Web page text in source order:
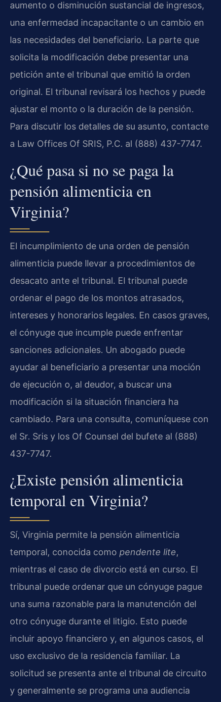
aumento o disminución sustancial de ingresos,
una enfermedad incapacitante o un cambio en
las necesidades del beneficiario. La parte que
solicita la modificación debe presentar una
petición ante el tribunal que emitió la orden
original. El tribunal revisará los hechos y puede
ajustar el monto o la duración de la pensión.
Para discutir los detalles de su asunto, contacte
a Law Offices Of SRIS, P.C. al (888) 437-7747.
¿Qué pasa si no se paga la
pensión alimenticia en
Virginia?
El incumplimiento de una orden de pensión
alimenticia puede llevar a procedimientos de
desacato ante el tribunal. El tribunal puede
ordenar el pago de los montos atrasados,
intereses y honorarios legales. En casos graves,
el cónyuge que incumple puede enfrentar
sanciones adicionales. Un abogado puede
ayudar al beneficiario a presentar una moción
de ejecución o, al deudor, a buscar una
modificación si la situación financiera ha
cambiado. Para una consulta, comuníquese con
el Sr. Sris y los Of Counsel del bufete al (888)
437-7747.
¿Existe pensión alimenticia
temporal en Virginia?
Sí, Virginia permite la pensión alimenticia
temporal, conocida como pendente lite,
mientras el caso de divorcio está en curso. El
tribunal puede ordenar que un cónyuge pague
una suma razonable para la manutención del
otro cónyuge durante el litigio. Esto puede
incluir apoyo financiero y, en algunos casos, el
uso exclusivo de la residencia familiar. La
solicitud se presenta ante el tribunal de circuito
y generalmente se programa una audiencia